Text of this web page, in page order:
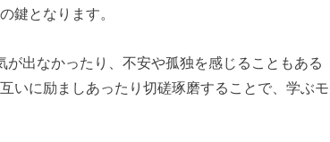
鍵となります。
出なかったり、不安や孤独を感じることもある
いに励ましあったり切磋琢磨することで、学ぶモ